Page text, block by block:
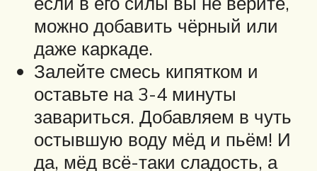
можно добавить чёрный или
даже каркаде.
Залейте смесь кипятком и
оставьте на 3-4 минуты
завариться. Добавляем в чуть
остывшую воду мёд и пьём! И
да, мёд всё-таки сладость, а